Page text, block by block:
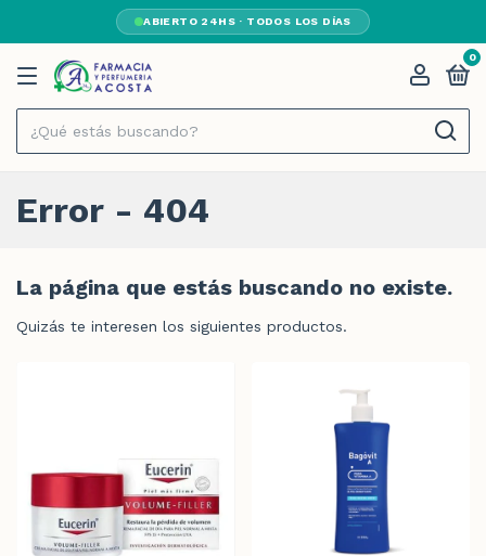
ABIERTO 24HS · TODOS LOS DÍAS
0
Error - 404
La página que estás buscando no existe.
Quizás te interesen los siguientes productos.